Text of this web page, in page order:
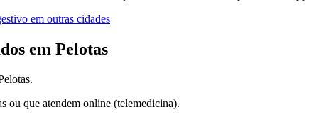
em outras cidades
em Pelotas
.
ou que atendem online (telemedicina).